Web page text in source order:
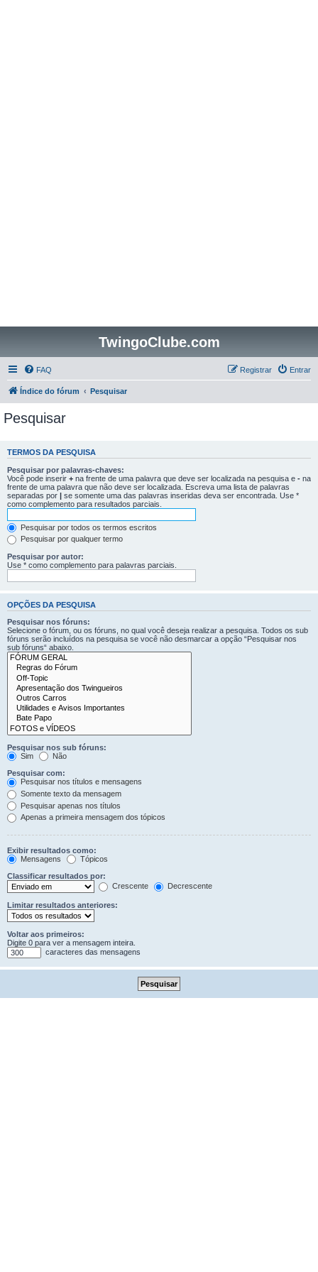
TwingoClube.com
FAQ Entrar
Registrar
Índice do fórum Pesquisar
Pesquisar
TERMOS DA PESQUISA
Pesquisar por palavras-chaves:
Você pode inserir + na frente de uma palavra que deve ser localizada na pesquisa e - na
frente de uma palavra que não deve ser localizada. Escreva uma lista de palavras
separadas por | se somente uma das palavras inseridas deva ser encontrada. Use *
como complemento para resultados parciais.
Pesquisar por todos os termos escritos
Pesquisar por qualquer termo
Pesquisar por autor:
Use * como complemento para palavras parciais.
OPÇÕES DA PESQUISA
Pesquisar nos fóruns:
Selecione o fórum, ou os fóruns, no qual você deseja realizar a pesquisa. Todos os sub
fóruns serão incluídos na pesquisa se você não desmarcar a opção “Pesquisar nos
sub fóruns“ abaixo.
Pesquisar nos sub fóruns:
Sim
Não
Pesquisar com:
Pesquisar nos títulos e mensagens
Somente texto da mensagem
Pesquisar apenas nos títulos
Apenas a primeira mensagem dos tópicos
Exibir resultados como:
Mensagens
Tópicos
Classificar resultados por:
Crescente
Decrescente
Limitar resultados anteriores:
Voltar aos primeiros:
Digite 0 para ver a mensagem inteira.
caracteres das mensagens